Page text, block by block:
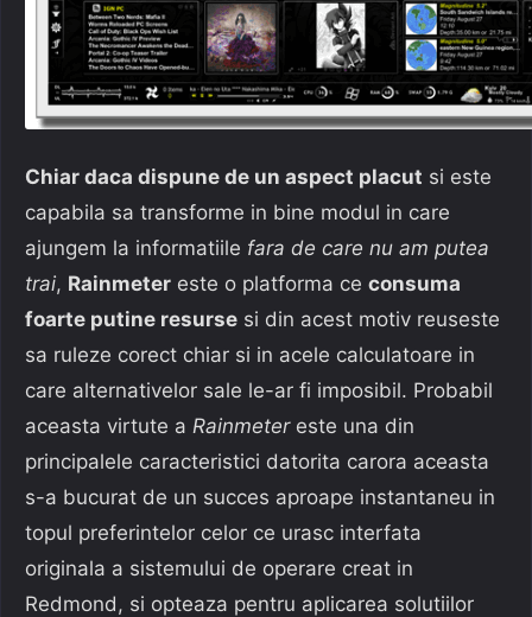
Chiar daca dispune de un aspect placut si este
capabila sa transforme in bine modul in care
ajungem la informatiile fara de care nu am putea
trai, Rainmeter este o platforma ce consuma
foarte putine resurse si din acest motiv reuseste
sa ruleze corect chiar si in acele calculatoare in
care alternativelor sale le-ar fi imposibil. Probabil
aceasta virtute a Rainmetereste una din
principalele caracteristici datorita carora aceasta
s-a bucurat de un succes aproape instantaneu in
topul preferintelor celor ce urasc interfata
originala a sistemului de operare creat in
Redmond, si opteaza pentru aplicarea solutiilor